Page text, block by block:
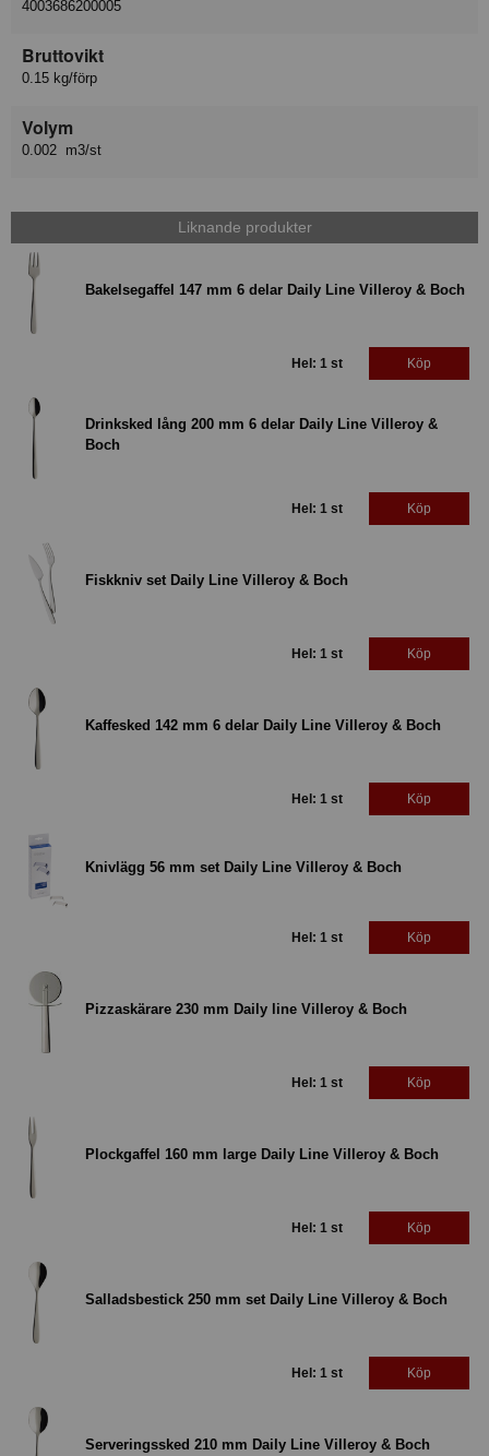
4003686200005
Bruttovikt
0.15 kg/förp
Volym
0.002 m3/st
Liknande produkter
Bakelsegaffel 147 mm 6 delar Daily Line Villeroy & Boch
Hel: 1 st Köp
Drinksked lång 200 mm 6 delar Daily Line Villeroy &
Boch
Hel: 1 st Köp
Fiskkniv set Daily Line Villeroy & Boch
Hel: 1 st Köp
Kaffesked 142 mm 6 delar Daily Line Villeroy & Boch
Hel: 1 st Köp
Knivlägg 56 mm set Daily Line Villeroy & Boch
Hel: 1 st Köp
Pizzaskärare 230 mm Daily line Villeroy & Boch
Hel: 1 st Köp
Plockgaffel 160 mm large Daily Line Villeroy & Boch
Hel: 1 st Köp
Salladsbestick 250 mm set Daily Line Villeroy & Boch
Hel: 1 st Köp
Serveringssked 210 mm Daily Line Villeroy & Boch